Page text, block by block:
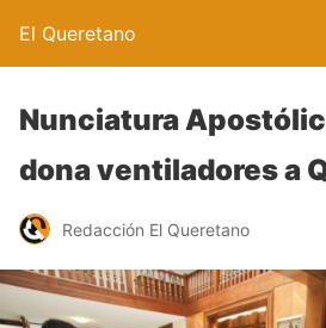
El Queretano
Nunciatura
dona ventiladores a
Redacción El Queretano